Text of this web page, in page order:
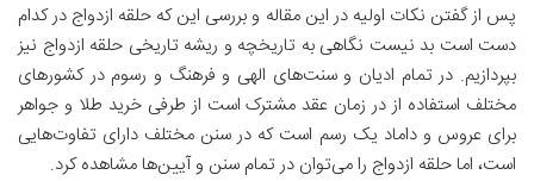
پس از گفتن نکات اولیه در این مقاله و بررسی این که حلقه ازدواج در کدام
دست است بد نیست نگاهی به تاریخچه و ریشه تاریخی حلقه ازدواج نیز
بپردازیم. در تمام ادیان و سنت‌های الهی و فرهنگ و رسوم در کشورهای
مختلف استفاده از در زمان عقد مشترک است از طرفی خرید طلا و جواهر
برای عروس و داماد یک رسم است که در سنن مختلف دارای تفاوت‌هایی
است، اما حلقه ازدواج را می‌توان در تمام سنن و آیین‌ها مشاهده کرد.